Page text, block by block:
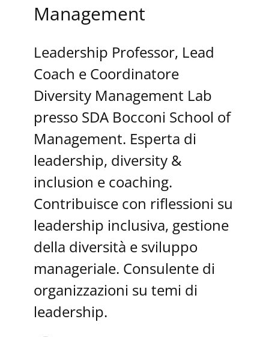
Management
Leadership Professor, Lead
Coach e Coordinatore
Diversity Management Lab
presso SDA Bocconi School of
Management. Esperta di
leadership, diversity &
inclusion e coaching.
Contribuisce con riflessioni su
leadership inclusiva, gestione
della diversità e sviluppo
manageriale. Consulente di
organizzazioni su temi di
leadership.